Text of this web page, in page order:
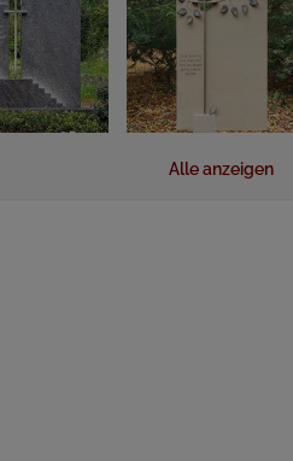
Alle anzeigen